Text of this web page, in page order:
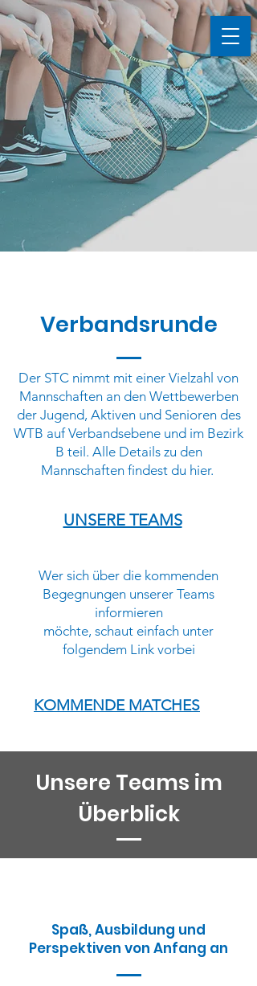
Verbandsrunde
Der STC nimmt mit einer Vielzahl von
Mannschaften an den Wettbewerben
der Jugend, Aktiven und Senioren des
WTB auf Verbandsebene und im Bezirk
B teil. Alle Details zu den
Mannschaften findest du hier.
UNSERE TEAMS
Wer sich über die kommenden
Begegnungen unserer Teams
informieren
möchte, schaut einfach unter
folgendem Link vorbei
KOMMENDE MATCHES
Unsere Teams im
Überblick
Spaß, Ausbildung und
Perspektiven von Anfang an